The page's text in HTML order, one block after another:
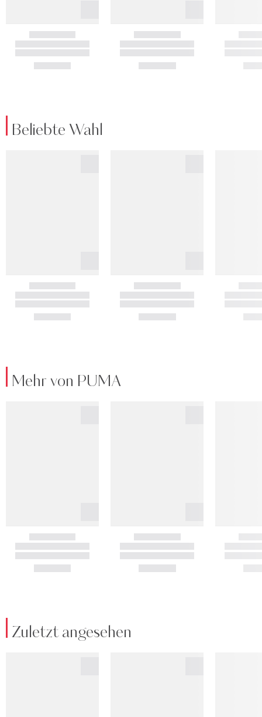
Beliebte Wahl
Mehr von PUMA
Zuletzt angesehen